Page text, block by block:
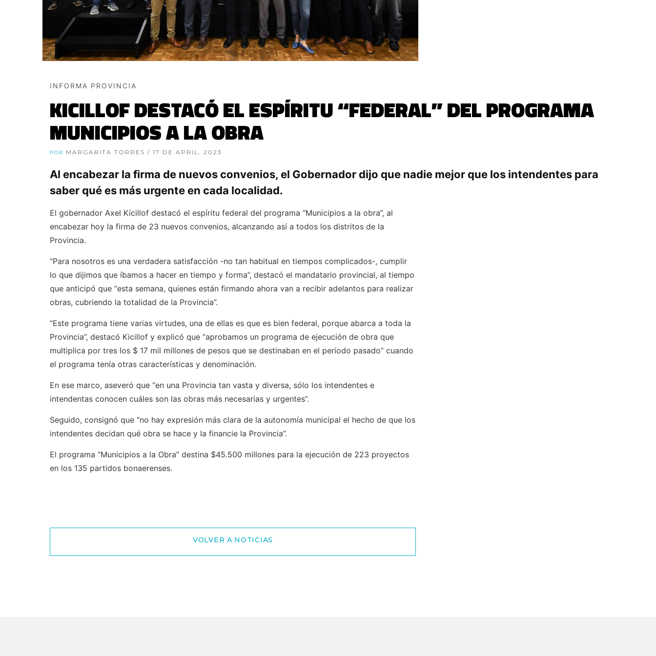
INFORMA PROVINCIA
KICILLOF DESTACÓ EL ESPÍRITU “FEDERAL” DEL PROGRAMA
MUNICIPIOS A LA OBRA
POR MARGARITA TORRES / 17 DE APRIL, 2023
Al encabezar la firma de nuevos convenios, el Gobernador dijo que nadie mejor que los intendentes para
saber qué es más urgente en cada localidad.
El gobernador Axel Kicillof destacó el espíritu federal del programa “Municipios a la obra”, al
encabezar hoy la firma de 23 nuevos convenios, alcanzando así a todos los distritos de la
Provincia.
“Para nosotros es una verdadera satisfacción -no tan habitual en tiempos complicados-, cumplir
lo que dijimos que íbamos a hacer en tiempo y forma”, destacó el mandatario provincial, al tiempo
que anticipó que “esta semana, quienes están firmando ahora van a recibir adelantos para realizar
obras, cubriendo la totalidad de la Provincia”.
“Este programa tiene varias virtudes, una de ellas es que es bien federal, porque abarca a toda la
Provincia”, destacó Kicillof y explicó que “aprobamos un programa de ejecución de obra que
multiplica por tres los $ 17 mil millones de pesos que se destinaban en el período pasado” cuando
el programa tenía otras características y denominación.
En ese marco, aseveró que “en una Provincia tan vasta y diversa, sólo los intendentes e
intendentas conocen cuáles son las obras más necesarias y urgentes”.
Seguido, consignó que “no hay expresión más clara de la autonomía municipal el hecho de que los
intendentes decidan qué obra se hace y la financie la Provincia”.
El programa “Municipios a la Obra” destina $45.500 millones para la ejecución de 223 proyectos
en los 135 partidos bonaerenses.
VOLVER A NOTICIAS